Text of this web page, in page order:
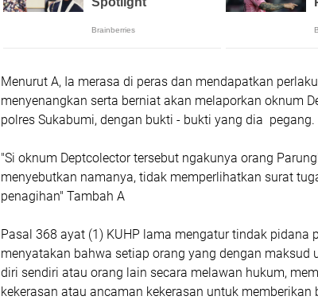
Menurut A, Ia merasa di peras dan mendapatkan
menyenangkan serta berniat akan melaporkan oknum
polres Sukabumi, dengan bukti - bukti yang dia pegang.
"Si oknum Deptcolector tersebut ngakunya orang
menyebutkan namanya, tidak memperlihatkan surat
penagihan" Tambah A
Pasal 368 ayat (1) KUHP lama mengatur tindak pidana
menyatakan bahwa setiap orang yang dengan maksud
diri sendiri atau orang lain secara melawan hukum,
kekerasan atau ancaman kekerasan untuk memberikan